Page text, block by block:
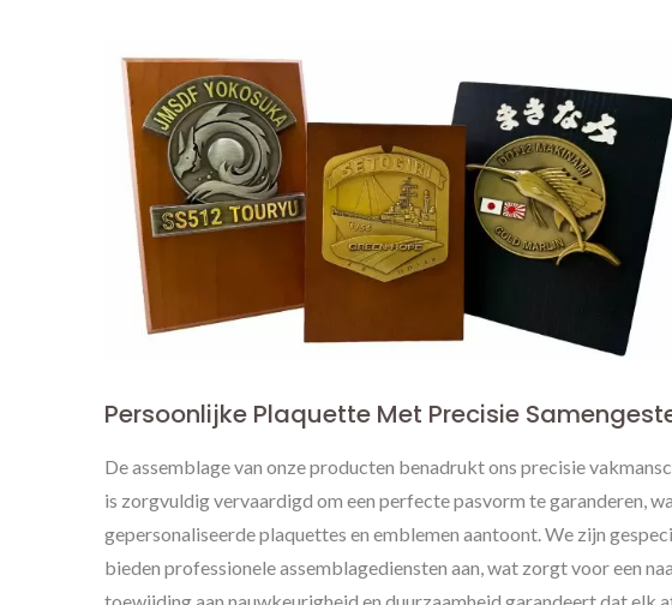
Persoonlijke Plaquette Met Precisie
De assemblage van onze producten benadrukt ons precisie
is zorgvuldig vervaardigd om een perfecte pasvorm te garanderen,
gepersonaliseerde plaquettes en emblemen aantoont. We zijn
bieden professionele assemblagediensten aan, wat zorgt voor een